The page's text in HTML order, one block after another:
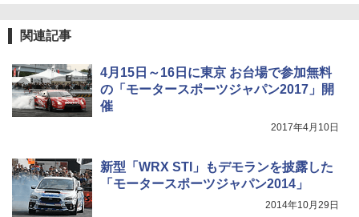
関連記事
4月15日～16日に東京 お台場で参加無料
の「モータースポーツジャパン2017」開
催
2017年4月10日
新型「WRX STI」もデモランを披露した
「モータースポーツジャパン2014」
2014年10月29日